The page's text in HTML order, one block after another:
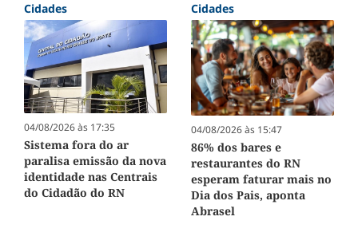
Cidades
04/08/2026 às 17:35
Sistema fora do ar
paralisa emissão da nova
identidade nas Centrais
do Cidadão do RN
Cidades
04/08/2026 às 15:47
86% dos bares e
restaurantes do RN
esperam faturar mais no
Dia dos Pais, aponta
Abrasel